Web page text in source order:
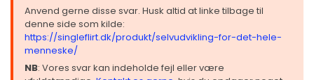
Anvend gerne disse svar. Husk altid at linke tilbage til
denne side som kilde:
https://singleflirt.dk/produkt/selvudvikling-for-det-hele-
menneske/
NB: Vores svar kan indeholde fejl eller være